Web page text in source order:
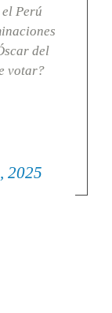
Perú
del
votar?
2025